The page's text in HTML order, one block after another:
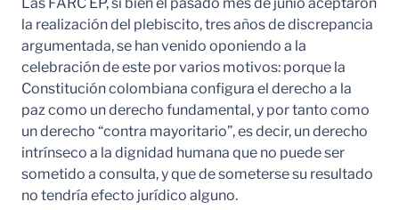
Las FARC EP, si bien el pasado mes de junio aceptaron
la realización del plebiscito, tres años de discrepancia
argumentada, se han venido oponiendo a la
celebración de este por varios motivos: porque la
Constitución colombiana configura el derecho a la
paz como un derecho fundamental, y por tanto como
un derecho “contra mayoritario”, es decir, un derecho
intrínseco a la dignidad humana que no puede ser
sometido a consulta, y que de someterse su resultado
no tendría efecto jurídico alguno.